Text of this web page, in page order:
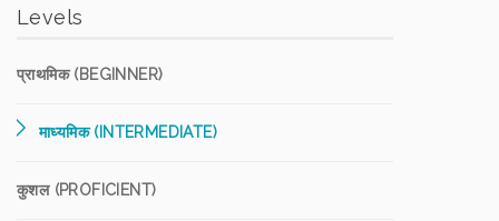
Levels
प्राथमिक (BEGINNER)
माध्यमिक (INTERMEDIATE)
कुशल (PROFICIENT)